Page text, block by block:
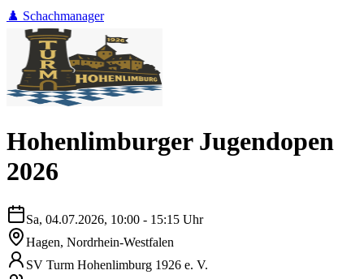
♟️ Schachmanager
Hohenlimburger Jugendopen
2026
Sa, 04.07.2026, 10:00 - 15:15 Uhr
Hagen, Nordrhein-Westfalen
SV Turm Hohenlimburg 1926 e. V.